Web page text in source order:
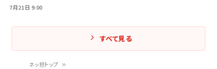
ネッ担トップ
7月21日 9:00
すべて見る